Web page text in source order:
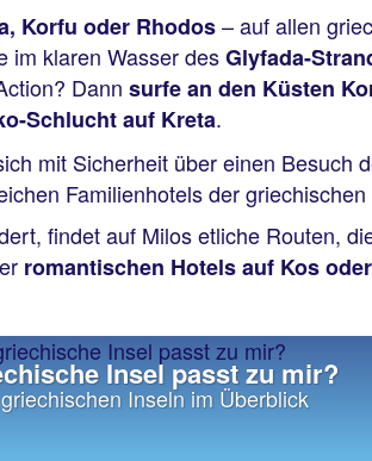
Korfu oder Rhodos– auf allen
im klaren Wasser desGlyfada-
Dann surfe an den Küsten
Schlucht auf Kreta.
mit Sicherheit über einen Besuch
Familienhotels der
findet auf Milos etliche Routen,
romantischen Hotels auf Kos
Insel passt zu mir?
Inseln im Überblick